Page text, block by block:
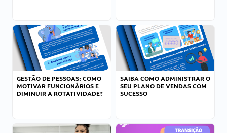
GESTÃO DE PESSOAS: COMO
MOTIVAR FUNCIONÁRIOS E
DIMINUIR A ROTATIVIDADE?
SAIBA COMO ADMINISTRAR O
SEU PLANO DE VENDAS COM
SUCESSO